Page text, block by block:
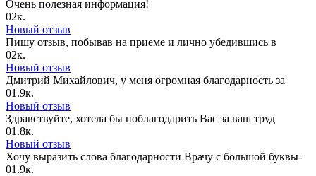
Очень полезная информация!
02к.
Новый отзыв
Пишу отзыв, побывав на приеме и лично убедившись в
02к.
Новый отзыв
Дмитрий Михайлович, у меня огромная благодарность за
01.9к.
Новый отзыв
Здравствуйте, хотела бы поблагодарить Вас за ваш труд
01.8к.
Новый отзыв
Хочу выразить слова благодарности Врачу с большой буквы-
01.9к.